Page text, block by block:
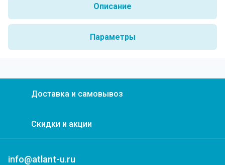
Описание
Параметры
Доставка и самовывоз
Скидки и акции
info@atlant-u.ru